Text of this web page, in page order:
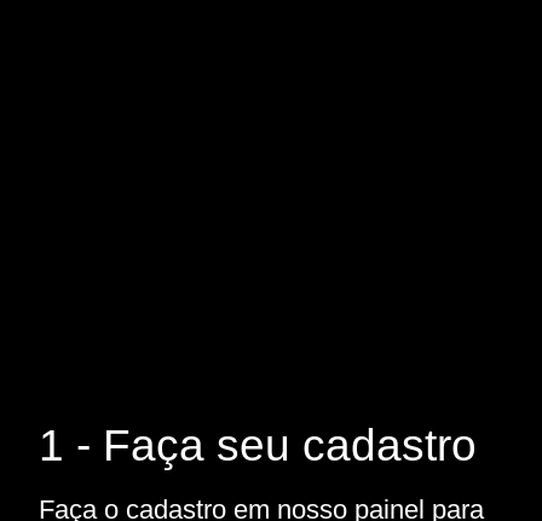
1 - Faça seu cadastro
Faça o cadastro em nosso painel para